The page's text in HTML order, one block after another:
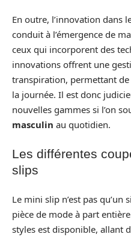
En outre, l’innovation dans
conduit à l’émergence de
ceux qui incorporent des
innovations offrent une
transpiration, permettant
la journée. Il est donc
nouvelles gammes si l’on
masculin au quotidien.
Les différentes
slips
Le mini slip n’est pas qu’un
pièce de mode à part
styles est disponible, allant